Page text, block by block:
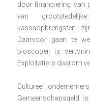
door financiering van
van
kassaopbrengsten
Daarvoor gaan te
bioscopen is
Exploitatie is daarom
Cultureel
Gemeenschapsgeld